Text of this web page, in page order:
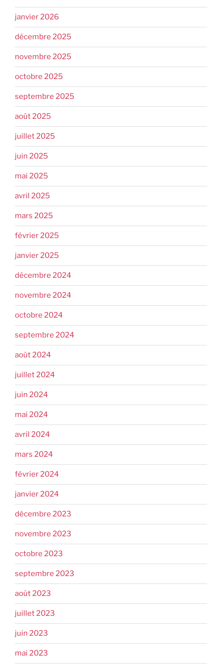
janvier 2026
décembre 2025
novembre 2025
octobre 2025
septembre 2025
août 2025
juillet 2025
juin 2025
mai 2025
avril 2025
mars 2025
février 2025
janvier 2025
décembre 2024
novembre 2024
octobre 2024
septembre 2024
août 2024
juillet 2024
juin 2024
mai 2024
avril 2024
mars 2024
février 2024
janvier 2024
décembre 2023
novembre 2023
octobre 2023
septembre 2023
août 2023
juillet 2023
juin 2023
mai 2023